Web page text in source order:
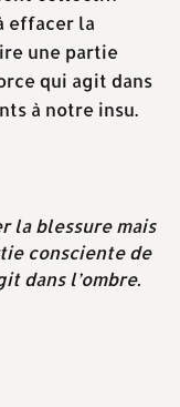
effacer la
une partie
qui agit dans
à notre insu.
la blessure mais
consciente de
dans l’ombre.